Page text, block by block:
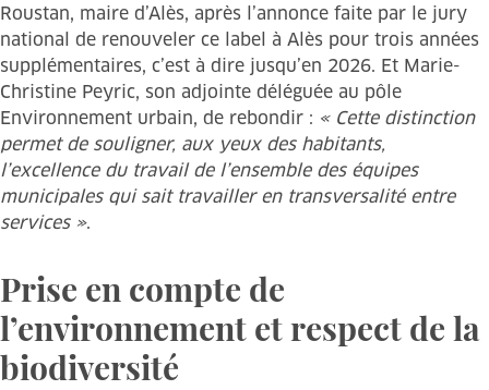
Roustan, maire d’Alès, après l’annonce faite par le jury
national de renouveler ce label à Alès pour trois années
supplémentaires, c’est à dire jusqu’en 2026. Et Marie-
Christine Peyric, son adjointe déléguée au pôle
Environnement urbain, de rebondir : « Cette distinction
permet de souligner, aux yeux des habitants,
l’excellence du travail de l’ensemble des équipes
municipales qui sait travailler en transversalité entre
services ».
Prise en compte de
l’environnement et respect de la
biodiversité